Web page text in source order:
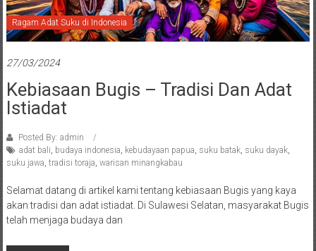
Ragam Adat Suku di Indonesia
27/03/2024
Kebiasaan Bugis – Tradisi Dan Adat
Istiadat
Posted By: admin
adat bali, budaya indonesia, kebudayaan papua, suku batak, suku dayak,
suku jawa, tradisi toraja, warisan minangkabau
Selamat datang di artikel kami tentang kebiasaan Bugis yang kaya
akan tradisi dan adat istiadat. Di Sulawesi Selatan, masyarakat Bugis
telah menjaga budaya dan